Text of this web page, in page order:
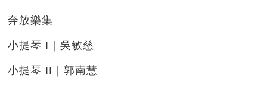
奔放樂集
小提琴 I｜吳敏慈
小提琴 II｜郭南慧